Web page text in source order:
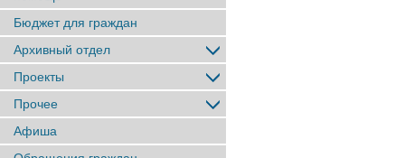
Бюджет для граждан
Архивный отдел
Проекты
Прочее
Афиша